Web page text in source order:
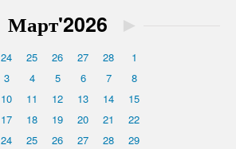
Март'2026 ►
24 25 26 27 28
1
3 4 5 6 7
8
10 11 12 13 14
15
17 18 19 20 21
22
24 25 26 27 28
29